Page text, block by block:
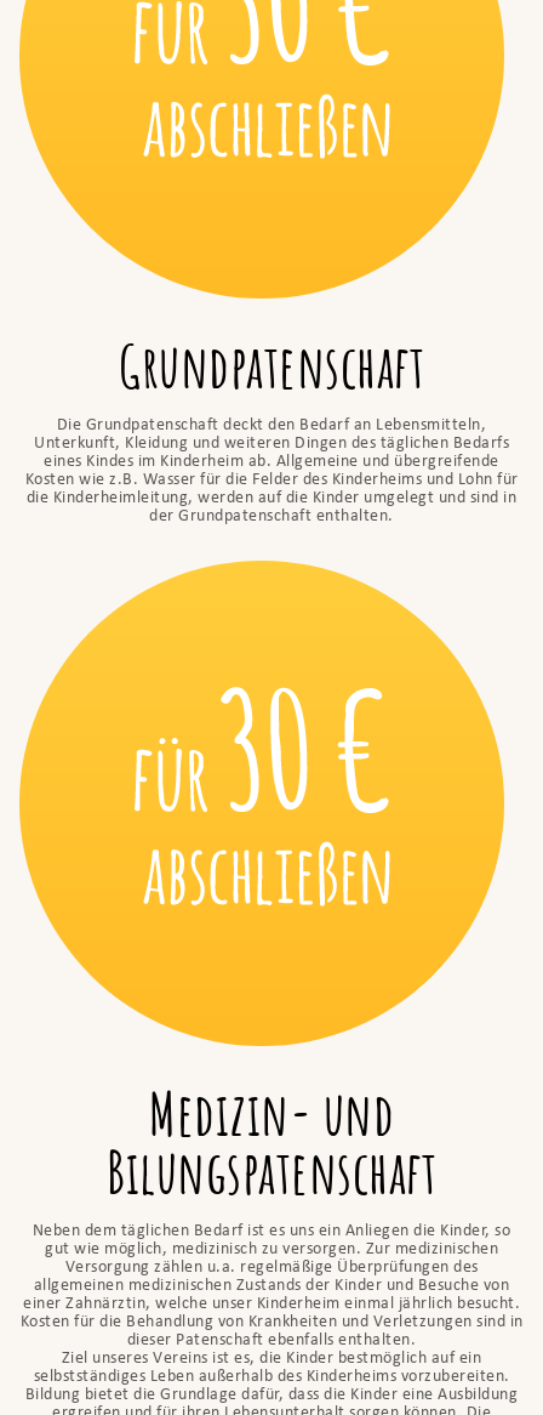
Grundpatenschaft
Die Grundpatenschaft deckt den Bedarf an Lebensmitteln,
Unterkunft, Kleidung und weiteren Dingen des täglichen Bedarfs
eines Kindes im Kinderheim ab. Allgemeine und übergreifende
Kosten wie z.B. Wasser für die Felder des Kinderheims und Lohn für
die Kinderheimleitung, werden auf die Kinder umgelegt und sind in
der Grundpatenschaft enthalten.
Medizin- und
Bilungspatenschaft
Neben dem täglichen Bedarf ist es uns ein Anliegen die Kinder, so
gut wie möglich, medizinisch zu versorgen. Zur medizinischen
Versorgung zählen u.a. regelmäßige Überprüfungen des
allgemeinen medizinischen Zustands der Kinder und Besuche von
einer Zahnärztin, welche unser Kinderheim einmal jährlich besucht.
Kosten für die Behandlung von Krankheiten und Verletzungen sind in
dieser Patenschaft ebenfalls enthalten.
Ziel unseres Vereins ist es, die Kinder bestmöglich auf ein
selbstständiges Leben außerhalb des Kinderheims vorzubereiten.
Bildung bietet die Grundlage dafür, dass die Kinder eine Ausbildung